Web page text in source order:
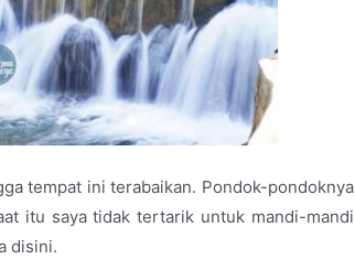
tempat ini terabaikan. Pondok-pondoknya
itu saya tidak tertarik untuk mandi-mandi
disini.